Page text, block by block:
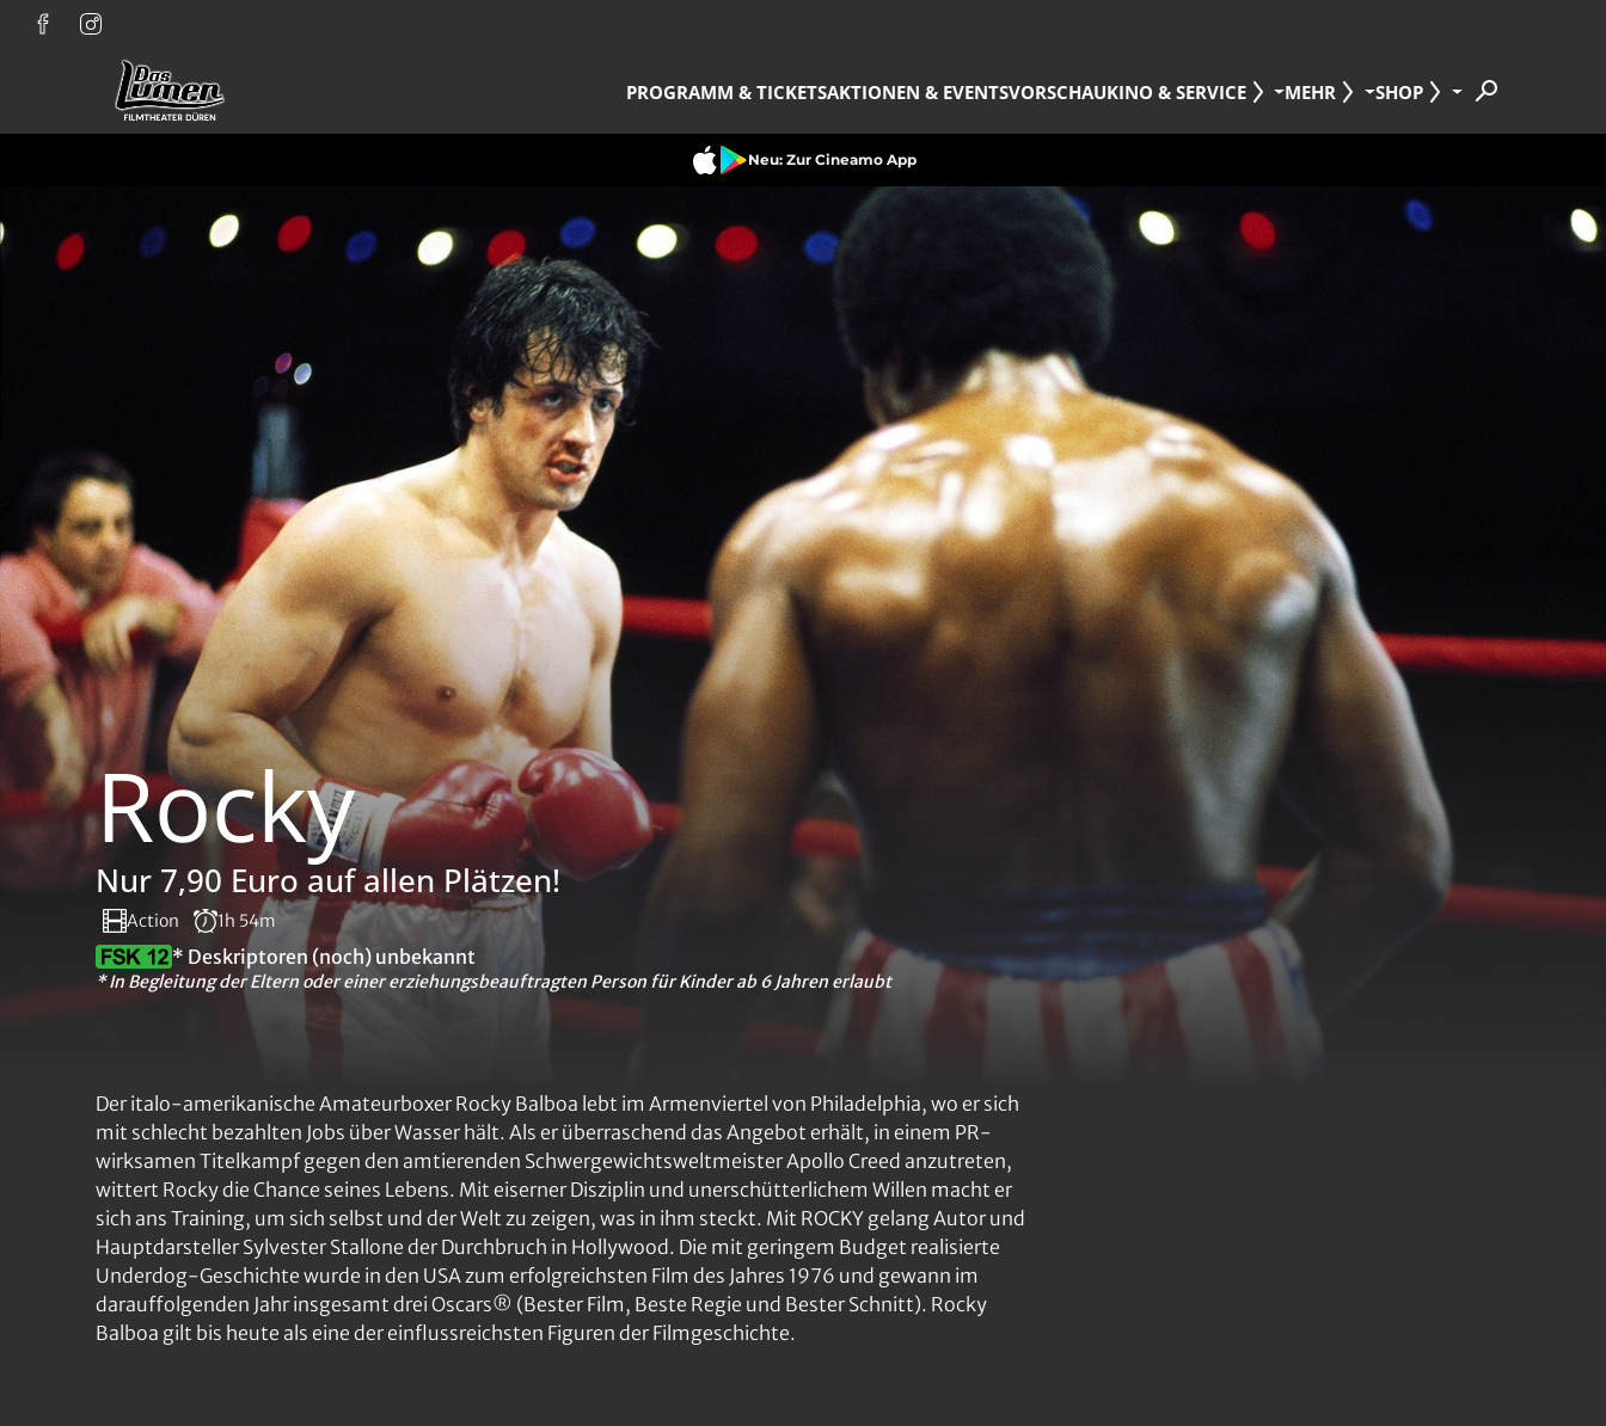
PROGRAMM & TICKETSAKTIONEN & EVENTSVORSCHAUKINO & SERVICE MEHR SHOP
Neu: Zur Cineamo App
Rocky
Nur 7,90 Euro auf allen Plätzen!
Action 1h 54m
* Deskriptoren (noch) unbekannt
* In Begleitung der Eltern oder einer erziehungsbeauftragten Person für Kinder ab 6 Jahren erlaubt
Der italo-amerikanische Amateurboxer Rocky Balboa lebt im Armenviertel von Philadelphia, wo er sich
mit schlecht bezahlten Jobs über Wasser hält. Als er überraschend das Angebot erhält, in einem PR-
wirksamen Titelkampf gegen den amtierenden Schwergewichtsweltmeister Apollo Creed anzutreten,
wittert Rocky die Chance seines Lebens. Mit eiserner Disziplin und unerschütterlichem Willen macht er
sich ans Training, um sich selbst und der Welt zu zeigen, was in ihm steckt. Mit ROCKY gelang Autor und
Hauptdarsteller Sylvester Stallone der Durchbruch in Hollywood. Die mit geringem Budget realisierte
Underdog-Geschichte wurde in den USA zum erfolgreichsten Film des Jahres 1976 und gewann im
darauffolgenden Jahr insgesamt drei Oscars® (Bester Film, Beste Regie und Bester Schnitt). Rocky
Balboa gilt bis heute als eine der einflussreichsten Figuren der Filmgeschichte.